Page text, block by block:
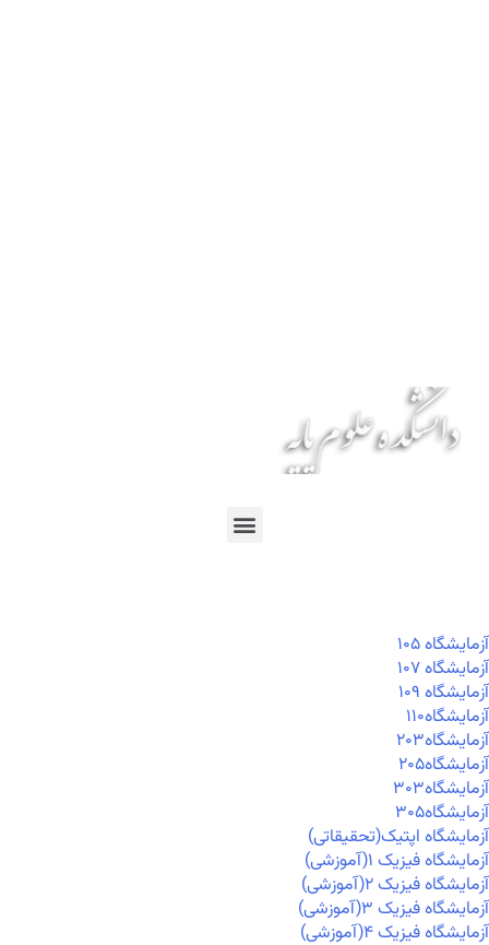
آزمايشگاه ۱۰۵
آزمايشگاه ۱۰۷
آزمايشگاه ۱۰۹
آزمايشگاه۱۱۰
آزمايشگاه۲۰۳
آزمايشگاه۲۰۵
آزمايشگاه۳۰۳
آزمايشگاه۳۰۵
آزمایشگاه اپتیک(تحقیقاتی)
آزمایشگاه فیزیک ۱(آموزشی)
آزمایشگاه فیزیک ۲(آموزشی)
آزمایشگاه فیزیک ۳(آموزشی)
آزمایشگاه فیزیک ۴(آموزشی)